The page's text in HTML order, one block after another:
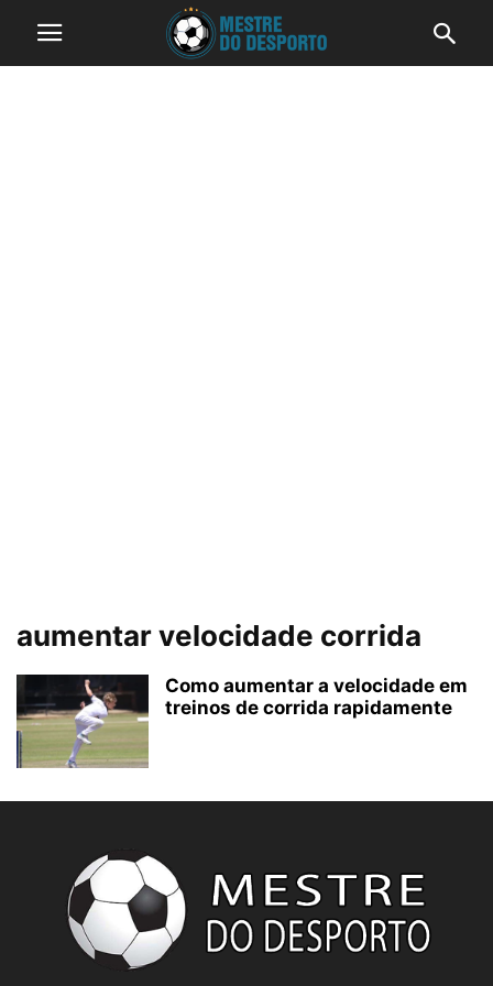
aumentar velocidade corrida
Como aumentar a velocidade em
treinos de corrida rapidamente